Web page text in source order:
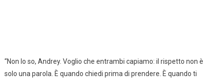
“Non lo so, Andrey. Voglio che entrambi capiamo: il rispetto non è
solo una parola. È quando chiedi prima di prendere. È quando ti